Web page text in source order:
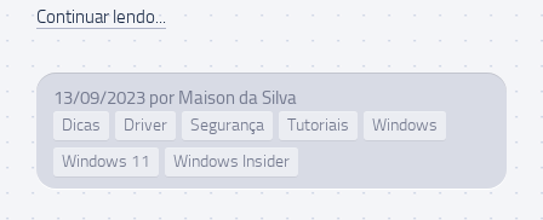
Continuar lendo...
13/09/2023 por Maison da Silva
Dicas Driver Segurança Tutoriais
Windows
Windows 11
Windows Insider